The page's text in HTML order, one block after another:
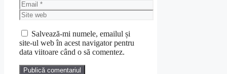
Email
Site
web
Salvează-mi numele, emailul și
site-ul web în acest navigator pentru
data viitoare când o să comentez.